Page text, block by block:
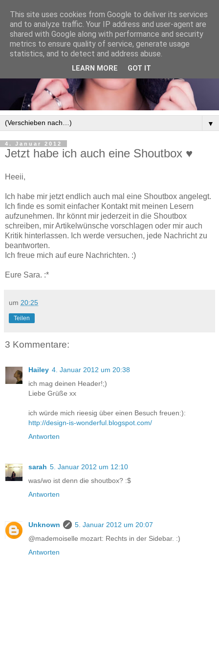
▼
4. Januar 2012
Jetzt habe ich auch eine Shoutbox ♥
Heeii,
Ich habe mir jetzt endlich auch mal eine Shoutbox angelegt.
Ich finde es somit einfacher Kontakt mit meinen Lesern
aufzunehmen. Ihr könnt mir jederzeit in die Shoutbox
schreiben, mir Artikelwünsche vorschlagen oder mir auch
Kritik hinterlassen. Ich werde versuchen, jede Nachricht zu
beantworten.
Ich freue mich auf eure Nachrichten. :)
Eure Sara. :*
um 20:25
Teilen
3 Kommentare:
Hailey 4. Januar 2012 um 20:38
ich mag deinen Header!;)
Liebe Grüße xx
ich würde mich rieesig über einen Besuch freuen:):
http://design-is-wonderful.blogspot.com/
Antworten
sarah 5. Januar 2012 um 12:10
was/wo ist denn die shoutbox? :$
Antworten
Unknown
5. Januar 2012 um 20:07
@mademoiselle mozart: Rechts in der Sidebar. :)
Antworten
This site uses cookies from Google to deliver its services
and to analyze traffic. Your IP address and user-agent are
shared with Google along with performance and security
metrics to ensure quality of service, generate usage
statistics, and to detect and address abuse.
LEARN MORE GOT IT